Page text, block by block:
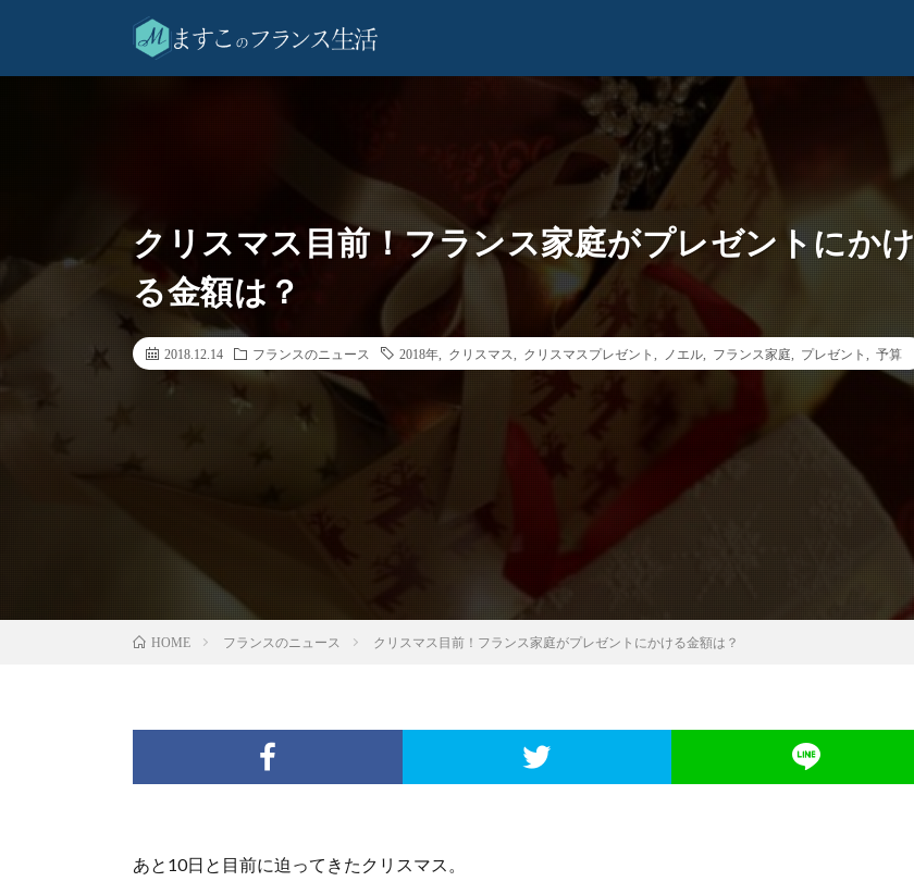
クリスマス目前！フランス家庭がプレゼントにかけ
る金額は？
2018.12.14 フランスのニュース 2018年 クリスマス クリスマスプレゼント ノエル フランス家庭 プレゼント 予算
HOME フランスのニュース クリスマス目前！フランス家庭がプレゼントにかける金額は？
あと10日と目前に迫ってきたクリスマス。